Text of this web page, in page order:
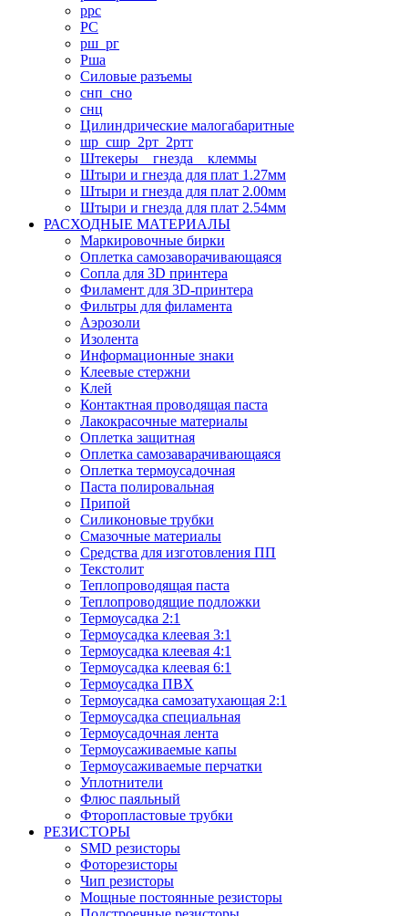
ррс
РС
рш_рг
Рша
Силовые разъемы
снп_сно
снц
Цилиндрические малогабаритные
шр_сшр_2рт_2ртт
Штекеры _ гнезда _ клеммы
Штыри и гнезда для плат 1.27мм
Штыри и гнезда для плат 2.00мм
Штыри и гнезда для плат 2.54мм
РАСХОДНЫЕ МАТЕРИАЛЫ
Маркировочные бирки
Оплетка самозаворачивающаяся
Сопла для 3D принтера
Филамент для 3D-принтера
Фильтры для филамента
Аэрозоли
Изолента
Информационные знаки
Клеевые стержни
Клей
Контактная проводящая паста
Лакокрасочные материалы
Оплетка защитная
Оплетка самозаварачивающаяся
Оплетка термоусадочная
Паста полировальная
Припой
Силиконовые трубки
Смазочные материалы
Средства для изготовления ПП
Текстолит
Теплопроводящая паста
Теплопроводящие подложки
Термоусадка 2:1
Термоусадка клеевая 3:1
Термоусадка клеевая 4:1
Термоусадка клеевая 6:1
Термоусадка ПВХ
Термоусадка самозатухающая 2:1
Термоусадка специальная
Термоусадочная лента
Термоусаживаемые капы
Термоусаживаемые перчатки
Уплотнители
Флюс паяльный
Фторопластовые трубки
РЕЗИСТОРЫ
SMD резисторы
Фоторезисторы
Чип резисторы
Мощные постоянные резисторы